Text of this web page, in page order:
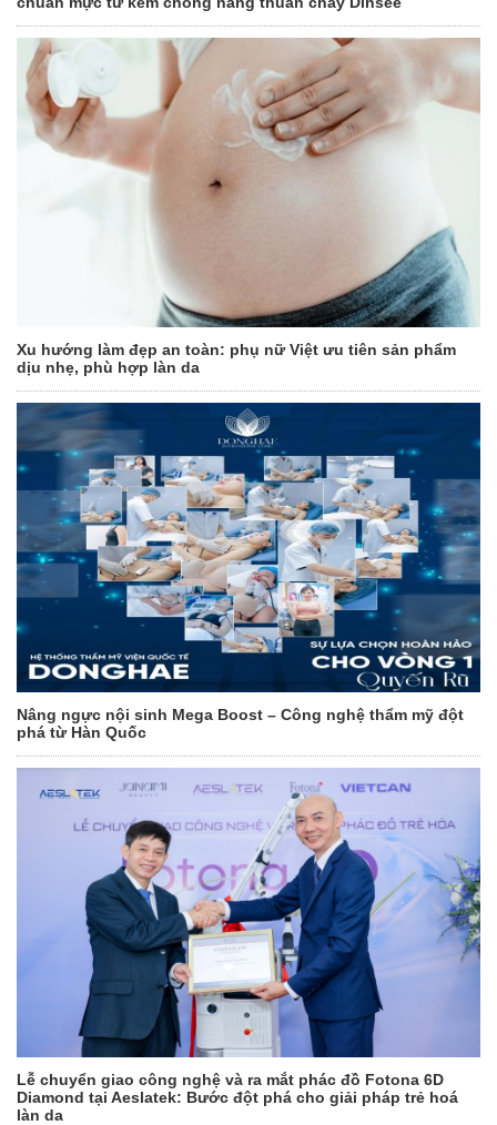
Xu hướng làm đẹp an toàn: phụ nữ Việt ưu tiên sản phẩm
dịu nhẹ, phù hợp làn da
Nâng ngực nội sinh Mega Boost – Công nghệ thẩm mỹ đột
phá từ Hàn Quốc
Lễ chuyển giao công nghệ và ra mắt phác đồ Fotona 6D
Diamond tại Aeslatek: Bước đột phá cho giải pháp trẻ hoá
làn da